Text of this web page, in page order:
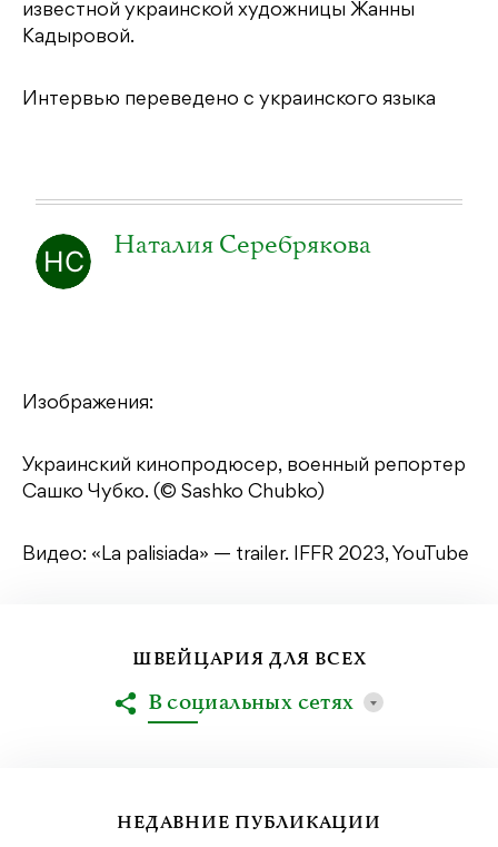
известной украинской художницы Жанны
Кадыровой.
Интервью переведено с украинского языка
Наталия Серебрякова
Изображения:
Украинский кинопродюсер, военный репортер
Сашко Чубко. (© Sashko Chubko)
Видео: «La palisiada» — trailer. IFFR 2023, YouTube
НЕДАВНИЕ ПУБЛИКАЦИИ
ШВЕЙЦАРИЯ ДЛЯ ВСЕХ
В социальных сетях